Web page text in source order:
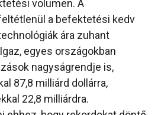
volumen. A
a befektetési kedv
ára zuhant
egyes országokban
nagyságrendje is,
87,8 milliárd dollárra,
22,8 milliárdra.